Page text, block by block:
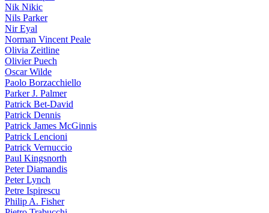
Nik Nikic
Nils Parker
Nir Eyal
Norman Vincent Peale
Olivia Zeitline
Olivier Puech
Oscar Wilde
Paolo Borzacchiello
Parker J. Palmer
Patrick Bet-David
Patrick Dennis
Patrick James McGinnis
Patrick Lencioni
Patrick Vernuccio
Paul Kingsnorth
Peter Diamandis
Peter Lynch
Petre Ispirescu
Philip A. Fisher